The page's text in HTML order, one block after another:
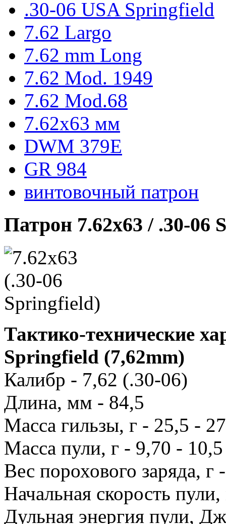
.30-06 USA Springfield
7.62 Largo
7.62 mm Long
7.62 Mod. 1949
7.62 Mod.68
7.62x63 мм
DWM 379E
GR 984
винтовочный патрон
Патрон 7.62х63 / .30-
Тактико-технические
Springfield (7,62mm)
Калибр - 7,62 (.30-06)
Длина, мм - 84,5
Масса гильзы, г - 25,5 -
Масса пули, г - 9,70 - 10,5
Вес порохового заряда, г
Начальная скорость
Дульная энергия пули,